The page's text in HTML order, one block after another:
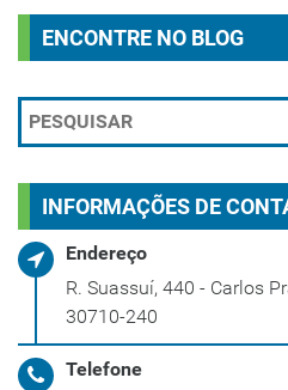
ENCONTRE NO BLOG
INFORMAÇÕES DE
Endereço
R. Suassuí, 440 - Carlos
30710-240
Telefone